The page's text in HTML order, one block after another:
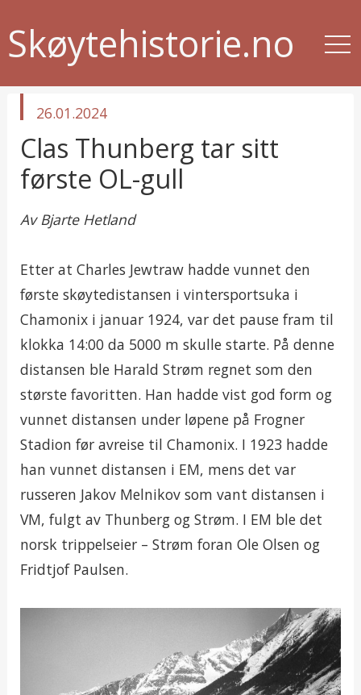
Skøytehistorie.no
published
26.01.2024
Clas Thunberg tar sitt
første OL-gull
Av Bjarte Hetland
Etter at Charles Jewtraw hadde vunnet den
første skøytedistansen i vintersportsuka i
Chamonix i januar 1924, var det pause fram til
klokka 14:00 da 5000 m skulle starte. På denne
distansen ble Harald Strøm regnet som den
største favoritten. Han hadde vist god form og
vunnet distansen under løpene på Frogner
Stadion før avreise til Chamonix. I 1923 hadde
han vunnet distansen i EM, mens det var
russeren Jakov Melnikov som vant distansen i
VM, fulgt av Thunberg og Strøm. I EM ble det
norsk trippelseier – Strøm foran Ole Olsen og
Fridtjof Paulsen.